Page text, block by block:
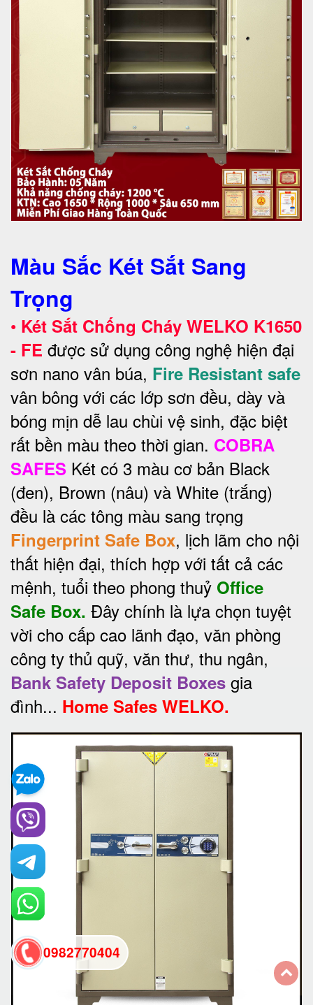
Màu Sắc Két Sắt Sang
Trọng
• Két Sắt Chống Cháy WELKO K1650
- FE được sử dụng công nghệ hiện đại
sơn nano vân búa, Fire Resistant safe
vân bông với các lớp sơn đều, dày và
bóng mịn dễ lau chùi vệ sinh, đặc biệt
rất bền màu theo thời gian. COBRA
SAFES Két có 3 màu cơ bản Black
(đen), Brown (nâu) và White (trắng)
đều là các tông màu sang trọng
Fingerprint Safe Box, lịch lãm cho nội
thất hiện đại, thích hợp với tất cả các
mệnh, tuổi theo phong thuỷ Office
Safe Box. Đây chính là lựa chọn tuyệt
vời cho cấp cao lãnh đạo, văn phòng
công ty thủ quỹ, văn thư, thu ngân,
Bank Safety Deposit Boxes gia
đình... Home Safes WELKO.
0982770404